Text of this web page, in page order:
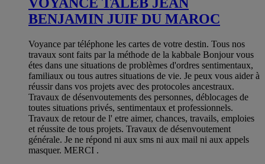
BENJAMIN JUIF DU MAROC
Voyance par téléphone les cartes de votre destin. Tous nos
travaux sont faits par la méthode de la kabbale Bonjour vous
étes dans une situations de problèmes d'ordres sentimentaux,
familiaux ou tous autres situations de vie. Je peux vous aider à
réussir dans vos projets avec des protocoles ancestraux.
Travaux de désenvoutements des personnes, déblocages de
toutes situations privés, sentimentaux et professionnels.
Travaux de retour de l' etre aimer, chances, travails, emploies
et réussite de tous projets. Travaux de désenvoutement
générale. Je ne répond ni aux sms ni aux mail ni aux appels
masquer. MERCI .